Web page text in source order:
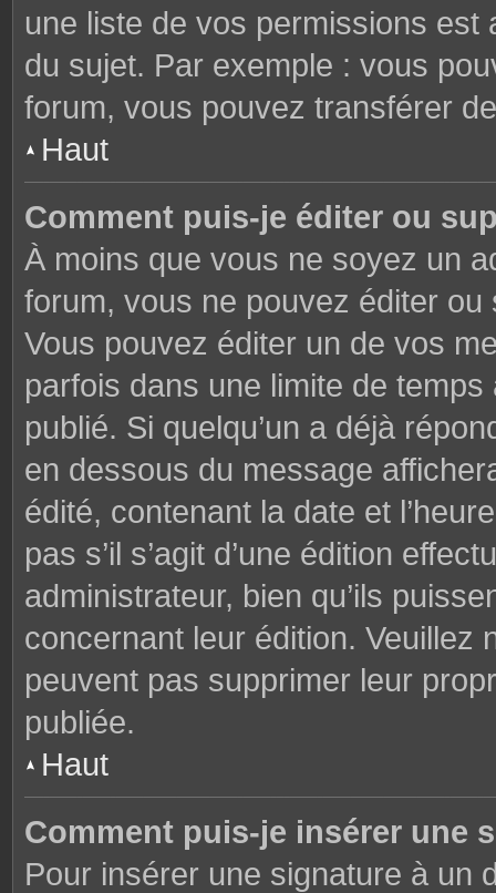
une liste de vos permissions est
du sujet. Par exemple : vous
forum, vous pouvez transférer
Haut
Comment puis-je éditer ou
À moins que vous ne soyez un
forum, vous ne pouvez éditer
Vous pouvez éditer un de vos
parfois dans une limite de
publié. Si quelqu’un a déjà
en dessous du message
édité, contenant la date et
pas s’il s’agit d’une édition
administrateur, bien qu’ils
concernant leur édition. Veuillez
peuvent pas supprimer leur
publiée.
Haut
Comment puis-je insérer une
Pour insérer une signature à un